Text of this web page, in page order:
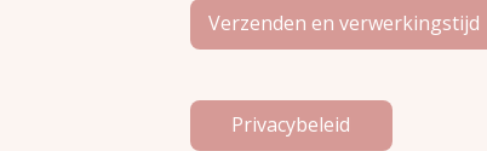
Verzenden en verwerkingstijd
Privacybeleid